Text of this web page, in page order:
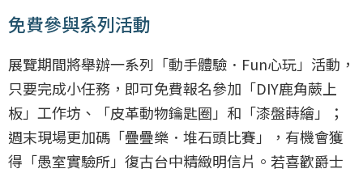
免費參與系列活動
展覽期間將舉辦一系列「動手體驗．Fun心玩」活動，
只要完成小任務，即可免費報名參加「DIY鹿角蕨上
板」工作坊、「皮革動物鑰匙圈」和「漆盤蒔繪」；
週末現場更加碼「疊疊樂．堆石頭比賽」，有機會獲
得「愚室實驗所」復古台中精緻明信片。若喜歡爵士